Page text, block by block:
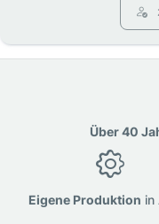
Über 40
Eigene Produktion in